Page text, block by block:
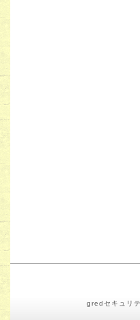
gredセキュリ